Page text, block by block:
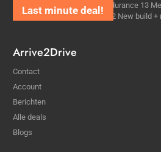
Rijder gezocht voor DNRT Endurance 13
Porsche Cayman S Cup | 2022 New build
Arrive2Drive
Contact
Account
Berichten
Alle deals
Blogs